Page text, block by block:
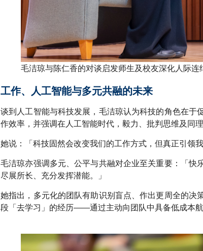
毛洁琼与陈仁香的对谈启发师生及校友深化人际连
工作、人工智能与多元共融的未来
谈到人工智能与科技发展，毛洁琼认为科技的角色在
作效率，并强调在人工智能时代，毅力、批判思维及同
她说：「科技固然会改变我们的工作方式，但真正引领
毛洁琼亦强调多元、公平与共融对企业至关重要：「
尽展所长、充分发挥潜能。」
她指出，多元化的团队有助识别盲点、作出更周全的
段「去学习」的经历——通过主动向团队中具备低成本